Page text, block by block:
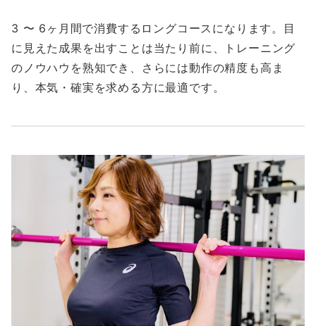
3 〜 6ヶ月間で消費するロングコースになります。目
に見えた成果を出すことは当たり前に、トレーニング
のノウハウを熟知でき、さらには動作の精度も高ま
り、本気・確実を求める方に最適です。